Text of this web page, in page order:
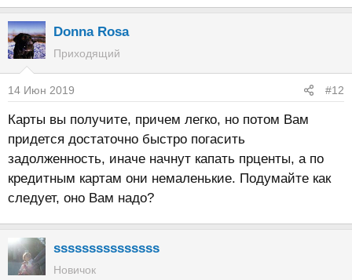
Donna Rosa
Приходящий
14 Июн 2019 #12
Карты вы получите, причем легко, но потом Вам
придется достаточно быстро погасить
задолженность, иначе начнут капать прценты, а по
кредитным картам они немаленькие. Подумайте как
следует, оно Вам надо?
sssssssssssssss
Новичок